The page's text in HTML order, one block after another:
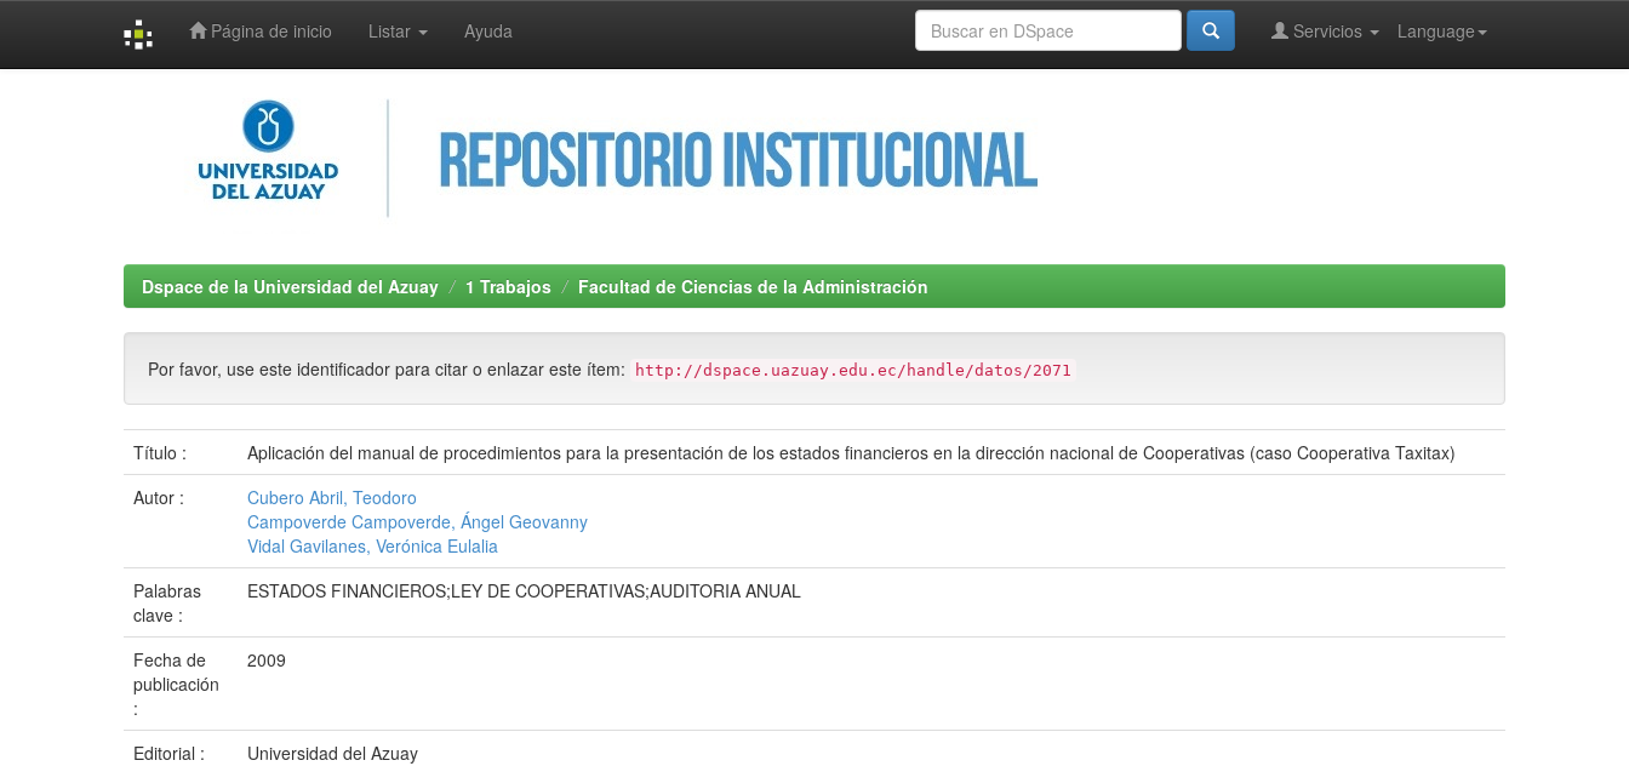
Página de inicio Listar Ayuda Language
Servicios
Dspace de la Universidad del Azuay 1 Trabajos Facultad de Ciencias de la Administración
Por favor, use este identificador para citar o enlazar este ítem: http://dspace.uazuay.edu.ec/handle/datos/2071
Título :
Aplicación del manual de procedimientos para la presentación de los estados financieros en la dirección nacional de Cooperativas (caso Cooperativa Taxitax)
Autor :
Cubero Abril, Teodoro
Campoverde Campoverde, Ángel Geovanny
Vidal Gavilanes, Verónica Eulalia
Palabras
clave :
ESTADOS FINANCIEROS;LEY DE COOPERATIVAS;AUDITORIA ANUAL
Fecha de
publicación
:
2009
Editorial :
Universidad del Azuay